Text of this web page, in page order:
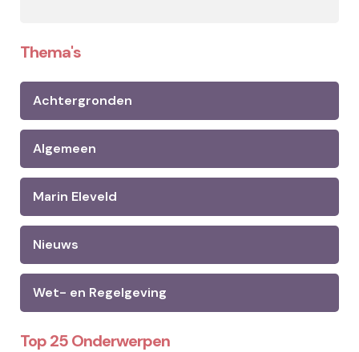
Thema's
Achtergronden
Algemeen
Marin Eleveld
Nieuws
Wet- en Regelgeving
Top 25 Onderwerpen